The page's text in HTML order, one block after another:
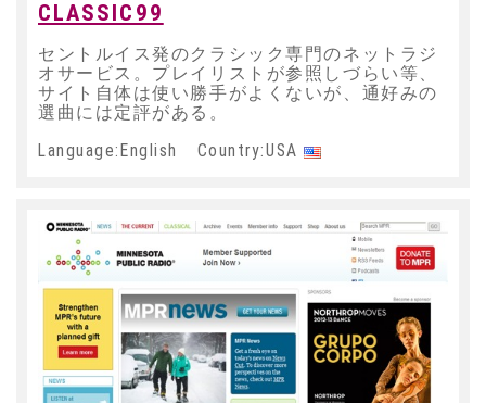
CLASSIC99
セントルイス発のクラシック専門のネットラジ
オサービス。プレイリストが参照しづらい等、
サイト自体は使い勝手がよくないが、通好みの
選曲には定評がある。
Language:English Country:USA